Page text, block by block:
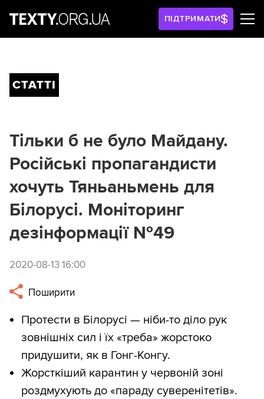
ПІДТРИМАТИ
СТАТТІ
Тільки б не було Майдану.
Російські пропагандисти
хочуть Тяньаньмень для
Білорусі. Моніторинг
дезінформації №49
2020-08-13 16:00
Поширити
Протести в Білорусі — ніби-то діло рук
зовнішніх сил і їх «треба» жорстоко
придушити, як в Гонг-Конгу.
Жорсткіший карантин у червоній зоні
роздмухують до «параду суверенітетів».